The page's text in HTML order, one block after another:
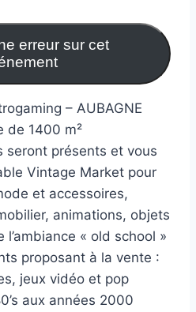
erreur sur cet
– AUBAGNE
de 1400 m²
seront présents et vous
Vintage Market pour
et accessoires,
animations, objets
« old school »
proposant à la vente :
jeux vidéo et pop
aux années 2000